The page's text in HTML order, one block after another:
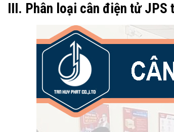
III. Phân loại cân điện tử JPS